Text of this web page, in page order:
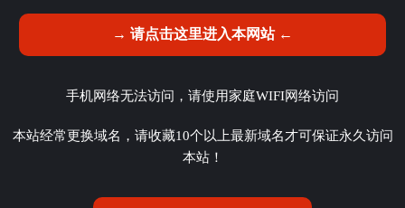
→ 请点击这里进入本网站 ←
手机网络无法访问，请使用家庭WIFI网络访问
本站经常更换域名，请收藏10个以上最新域名才可保证永久访问
本站！